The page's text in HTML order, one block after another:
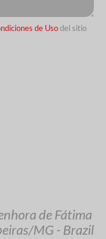
de Usodel sitio
de Fátima
MG - Brazil